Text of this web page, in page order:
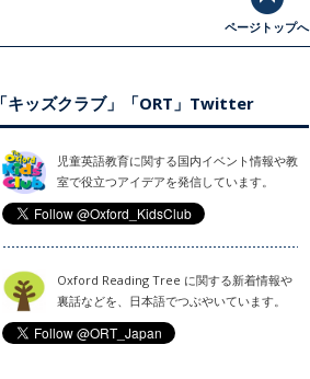
ページトップへ
「キッズクラブ」「ORT」Twitter
児童英語教育に関する国内イベント情報や教
室で役立つアイデアを発信しています。
Oxford Reading Tree に関する新着情報や
裏話などを、日本語でつぶやいています。